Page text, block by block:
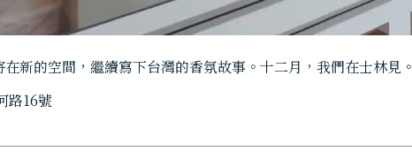
新的空間，繼續寫下台灣的香氛故事。十二月，我們在士林見。
路16號